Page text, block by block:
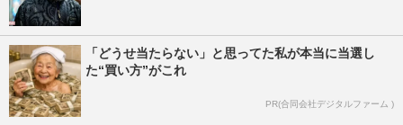
「どうせ当たらない」と思ってた私が本当に当選し
た“買い方”がこれ
PR(合同会社デジタルファーム )